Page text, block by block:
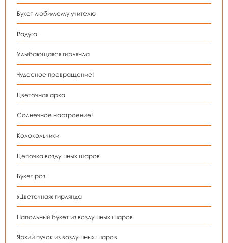
Букет любимому учителю
Радуга
Улыбающаяся гирлянда
Чудесное превращение!
Цветочная арка
Солнечное настроение!
Колокольчики
Цепочка воздушных шаров
Букет роз
«Цветочная» гирлянда
Напольный букет из воздушных шаров
Яркий пучок из воздушных шаров